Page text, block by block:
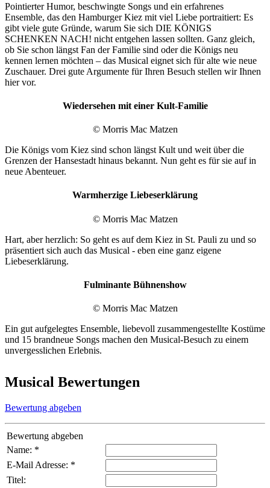
Pointierter Humor, beschwingte Songs und ein erfahrenes
Ensemble, das den Hamburger Kiez mit viel Liebe portraitiert: Es
gibt viele gute Gründe, warum Sie sich DIE KÖNIGS
SCHENKEN NACH! nicht entgehen lassen sollten. Ganz gleich,
ob Sie schon längst Fan der Familie sind oder die Königs neu
kennen lernen möchten – das Musical eignet sich für alte wie neue
Zuschauer. Drei gute Argumente für Ihren Besuch stellen wir Ihnen
hier vor.
Wiedersehen mit einer Kult-Familie
© Morris Mac Matzen
Die Königs vom Kiez sind schon längst Kult und weit über die
Grenzen der Hansestadt hinaus bekannt. Nun geht es für sie auf in
neue Abenteuer.
Warmherzige Liebeserklärung
© Morris Mac Matzen
Hart, aber herzlich: So geht es auf dem Kiez in St. Pauli zu und so
präsentiert sich auch das Musical - eben eine ganz eigene
Liebeserklärung.
Fulminante Bühnenshow
© Morris Mac Matzen
Ein gut aufgelegtes Ensemble, liebevoll zusammengestellte Kostüme
und 15 brandneue Songs machen den Musical-Besuch zu einem
unvergesslichen Erlebnis.
Musical Bewertungen
Bewertung abgeben
Bewertung abgeben
Name: *
E-Mail Adresse: *
Titel: